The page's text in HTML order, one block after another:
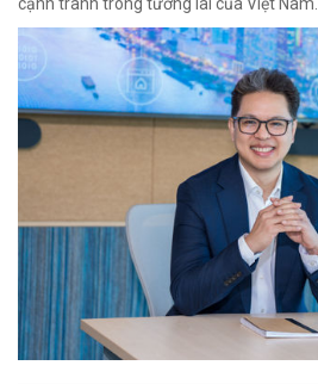
cạnh tranh trong tương lai của Việt Nam.